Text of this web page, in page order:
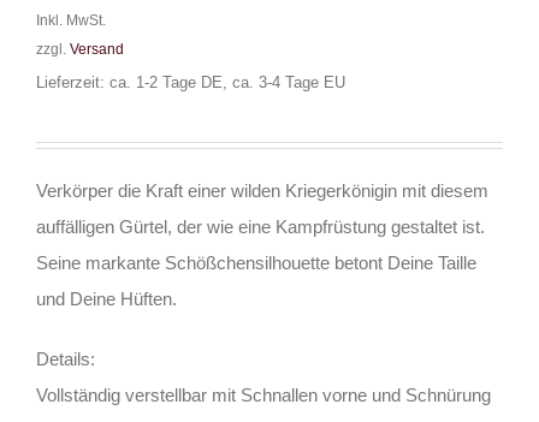
Inkl. MwSt.
zzgl. Versand
Lieferzeit: ca. 1-2 Tage DE, ca. 3-4 Tage EU
Verkörper die Kraft einer wilden Kriegerkönigin mit diesem
auffälligen Gürtel, der wie eine Kampfrüstung gestaltet ist.
Seine markante Schößchensilhouette betont Deine Taille
und Deine Hüften.
Details:
Vollständig verstellbar mit Schnallen vorne und Schnürung